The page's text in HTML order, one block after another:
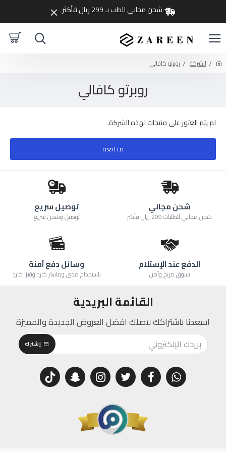
شحن مجاني للطب بـ 299 ريال فأكثر
الشركة روبرتو كافالي
روبرتو كافالي
لم يتم العثور على منتجات لهذه الشركة.
متابعة
شحن مجاني
شحن مجاني للطلبات 299 ريال فأكثر
توصيل سريع
توصيل وشحن سريع
الدفع عند الإستلام
تسوق مريح وآمن
وسائل دفع آمنة
باستخدام مدى وماستر كارد وفيزا كارد
القائمة البريدية
اسعدنا باشتراكك ليصلك افضل العروض الجديدة والمميزة
إشترك